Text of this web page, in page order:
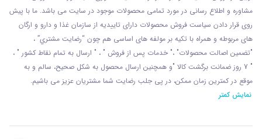
مشاوره و اطلاع رسانی در مورد تمامی محصولات موجود در سایت می باشد. ما با پيش
روی قرار دادن سياست فروش محصولات دارای تاييديه از سازمان غذا و دارو و ارگان
های مربوطه و همراه با تکيه بر مولفه های اساسی هم چون “رضايت مشتري” ،
"تضمين اصالت محصولات" ،" خدمات پس از فروش " ، " ارسال به تمام نقاط کشور " ،
" 7 روز ضمانت برگشت کالا "و همچنين ارسال محصول به شکل صحيح، سالم و به
موقع در کمترين زمان ممکن، در پی جلب رضايت شما مشتريان عزیز می باشيم.
نمایش کمتر